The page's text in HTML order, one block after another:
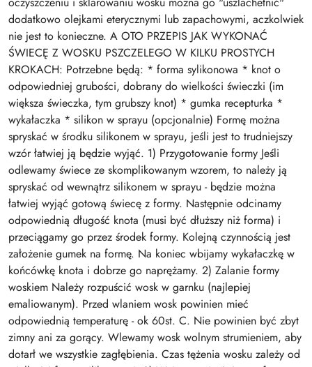
dodatkowo olejkami eterycznymi lub zapachowymi, aczkolwiek
nie jest to konieczne. A OTO PRZEPIS JAK WYKONAĆ
ŚWIECĘ Z WOSKU PSZCZELEGO W KILKU PROSTYCH
KROKACH: Potrzebne będą: * forma sylikonowa * knot o
odpowiedniej grubości, dobrany do wielkości świeczki (im
większa świeczka, tym grubszy knot) * gumka recepturka *
wykałaczka * silikon w sprayu (opcjonalnie) Formę można
spryskać w środku silikonem w sprayu, jeśli jest to trudniejszy
wzór łatwiej ją będzie wyjąć. 1) Przygotowanie formy Jeśli
odlewamy świece ze skomplikowanym wzorem, to należy ją
spryskać od wewnątrz silikonem w sprayu - będzie można
łatwiej wyjąć gotową świecę z formy. Następnie odcinamy
odpowiednią długość knota (musi być dłuższy niż forma) i
przeciągamy go przez środek formy. Kolejną czynnością jest
założenie gumek na formę. Na koniec wbijamy wykałaczkę w
końcówkę knota i dobrze go naprężamy. 2) Zalanie formy
woskiem Należy rozpuścić wosk w garnku (najlepiej
emaliowanym). Przed wlaniem wosk powinien mieć
odpowiednią temperaturę - ok 60st. C. Nie powinien być zbyt
zimny ani za gorący. Wlewamy wosk wolnym strumieniem, aby
dotarł we wszystkie zagłębienia. Czas tężenia wosku zależy od